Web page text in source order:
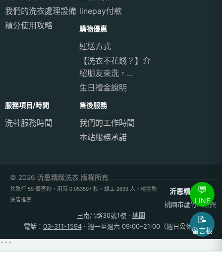
我們的洗衣處理設備
積分使用攻略
linepay付款
購物優惠
運送方式
【洗衣不花錢？】介
紹朋友來洗，...
生日禮金說明
服務項目/時間
洗鞋服務時間
售後服務
我們的工作時間
本站服務承諾
© 2026 沂恩精緻洗衣 版權所有
共執行 59 個查詢，用時 0.053597 秒，線上 2639 人，桃園乾
洗店推薦
沂恩精緻洗衣
桃園市蘆竹區順興
里南昌路30號1樓 · 地圖
電話： 03-311-1594· 週一至週六 09:00–21:00（週日公休）
💬
LINE
📝
留言板
```